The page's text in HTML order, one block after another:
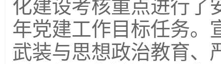
化建设考核重点进行了
年党建工作目标任务。
武装与思想政治教育、